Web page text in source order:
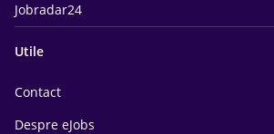
Jobradar24
Utile
Contact
Despre eJobs